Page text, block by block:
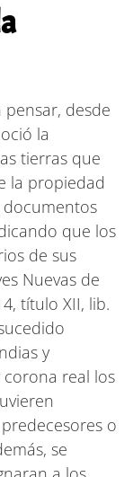
desde
la
tierras que
la propiedad
documentos
que los
de sus
Nuevas de
título XII, lib.
y
real los
o
se